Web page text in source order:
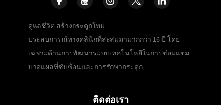
ดูแลชีวิต สร้างกระดูกใหม่
ประสบการณ์ทางคลินิกที่สะสมมามากกว่า 16 ปี โดย
เฉพาะด้านการพัฒนาระบบเทคโนโลยีในการซ่อมแซม
บาดแผลที่ซับซ้อนและการรักษากระดูก
ติดต่อเรา